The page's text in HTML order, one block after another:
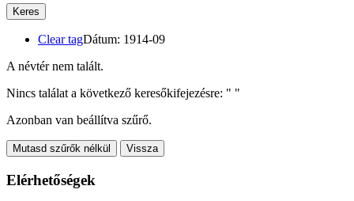
Keres
Clear tagDátum: 1914-09
A névtér nem talált.
Nincs találat a következő keresőkifejezésre: " "
Azonban van beállítva szűrő.
Mutasd szűrők nélkül Vissza
Elérhetőségek